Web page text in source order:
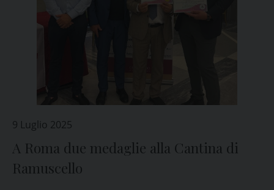
9 Luglio 2025
A Roma due medaglie alla Cantina di
Ramuscello